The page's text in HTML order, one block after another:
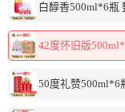
白醇香500ml*6瓶
42度怀旧版
50度礼赞500ml*6